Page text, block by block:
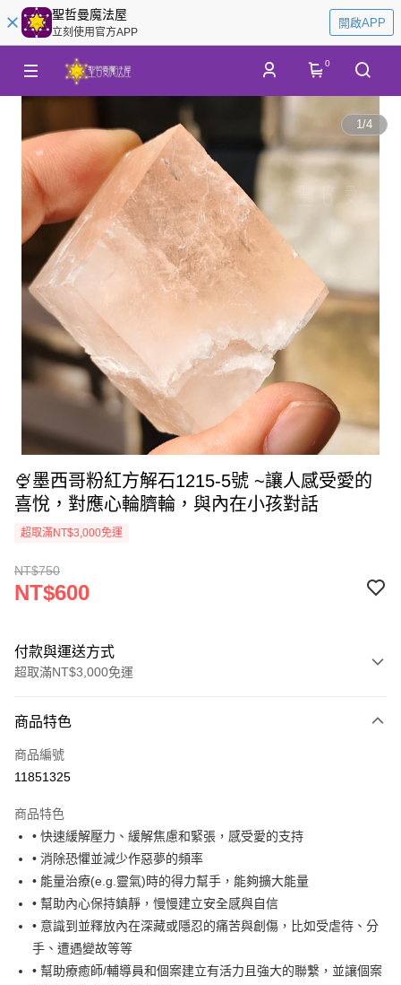
聖哲曼魔法屋
立刻使用官方APP
開啟APP
0
1/4
🍨墨西哥粉紅方解石1215-5號 ~讓人感受愛的
喜悅，對應心輪臍輪，與內在小孩對話
超取滿NT$3,000免運
NT$750
NT$600
付款與運送方式
超取滿NT$3,000免運
信用卡一次付款
超商取貨付款
Apple Pay
街口支付
悠遊付
ATM付款
運送方式
商品特色
商品編號
11851325
商品特色
• 快速緩解壓力、緩解焦慮和緊張，感受愛的支持
• 消除恐懼並減少作惡夢的頻率
• 能量治療(e.g.靈氣)時的得力幫手，能夠擴大能量
• 幫助內心保持鎮靜，慢慢建立安全感與自信
• 意識到並釋放內在深藏或隱忍的痛苦與創傷，比如受虐待、分
手、遭遇變故等等
• 幫助療癒師/輔導員和個案建立有活力且強大的聯繫，並讓個案